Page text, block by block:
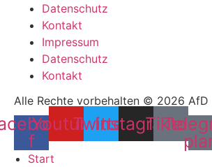
Datenschutz
Kontakt
Impressum
Datenschutz
Kontakt
Alle Rechte vorbehalten © 2026 AfD
f
YoutubeTwitter
Instagram
Tiktok
Start